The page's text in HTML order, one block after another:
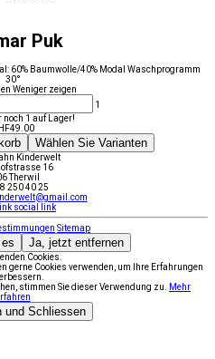
Puk
60% Baumwolle/40% Modal Waschprogramm
30°
Weniger zeigen
1
noch 1 auf Lager!
49.00
Wählen Sie Varianten
Kinderwelt
16
Therwil
250 40 25
social link
Sitemap
Ja, jetzt entfernen
Cookies.
gerne Cookies verwenden, um Ihre Erfahrungen
stimmen Sie dieser Verwendung zu.
Mehr
und Schliessen